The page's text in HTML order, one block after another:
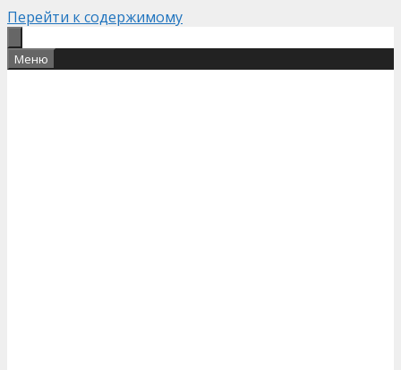
Перейти к содержимому
Меню